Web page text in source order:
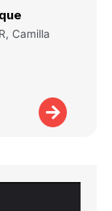
Camilla